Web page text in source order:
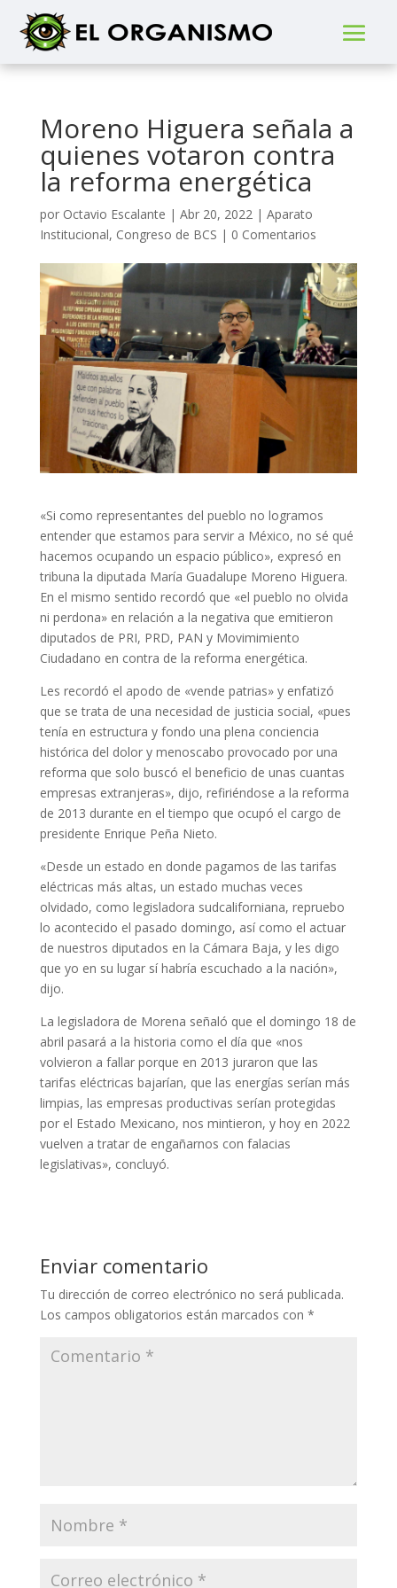
Moreno Higuera señala a
quienes votaron contra
la reforma energética
por Octavio Escalante | Abr 20, 2022| Aparato
Institucional, Congreso de BCS | 0 Comentarios
«Si como representantes del pueblo no logramos
entender que estamos para servir a México, no sé qué
hacemos ocupando un espacio público», expresó en
tribuna la diputada María Guadalupe Moreno Higuera.
En el mismo sentido recordó que «el pueblo no olvida
ni perdona» en relación a la negativa que emitieron
diputados de PRI, PRD, PAN y Movimimiento
Ciudadano en contra de la reforma energética.
Les recordó el apodo de «vende patrias» y enfatizó
que se trata de una necesidad de justicia social, «pues
tenía en estructura y fondo una plena conciencia
histórica del dolor y menoscabo provocado por una
reforma que solo buscó el beneficio de unas cuantas
empresas extranjeras», dijo, refiriéndose a la reforma
de 2013 durante en el tiempo que ocupó el cargo de
presidente Enrique Peña Nieto.
«Desde un estado en donde pagamos de las tarifas
eléctricas más altas, un estado muchas veces
olvidado, como legisladora sudcaliforniana, repruebo
lo acontecido el pasado domingo, así como el actuar
de nuestros diputados en la Cámara Baja, y les digo
que yo en su lugar sí habría escuchado a la nación»,
dijo.
La legisladora de Morena señaló que el domingo 18 de
abril pasará a la historia como el día que «nos
volvieron a fallar porque en 2013 juraron que las
tarifas eléctricas bajarían, que las energías serían más
limpias, las empresas productivas serían protegidas
por el Estado Mexicano, nos mintieron, y hoy en 2022
vuelven a tratar de engañarnos con falacias
legislativas», concluyó.
Enviar comentario
Tu dirección de correo electrónico no será publicada.
Los campos obligatorios están marcados con *